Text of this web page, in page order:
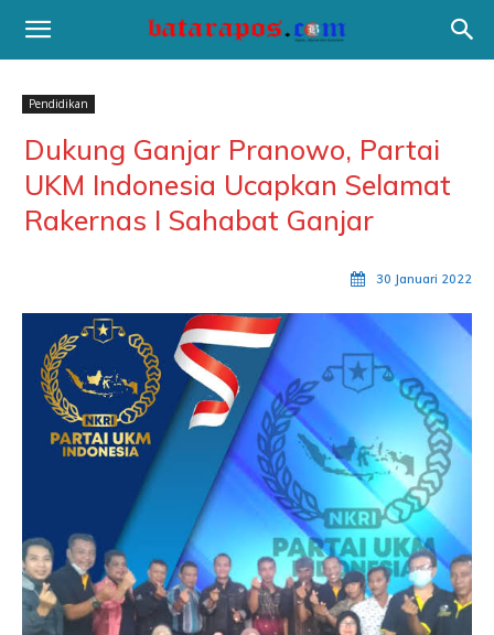
Pendidikan
Dukung Ganjar Pranowo, Partai
UKM Indonesia Ucapkan Selamat
Rakernas I Sahabat Ganjar
30 Januari 2022